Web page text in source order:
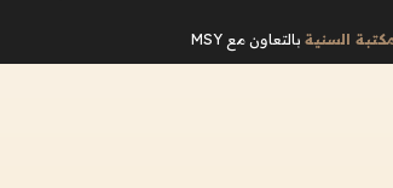
السنية بالتعاون مع MSY